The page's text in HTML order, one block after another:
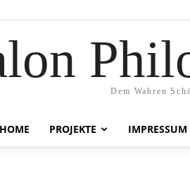
Dem Wahren
HOME PROJEKTE IMPRESSUM